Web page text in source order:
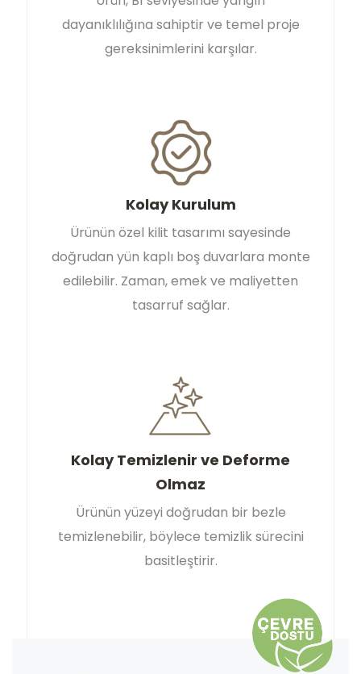
dayanıklılığına sahiptir ve temel proje
gereksinimlerini karşılar.
Kolay Kurulum
Ürünün özel kilit tasarımı sayesinde
doğrudan yün kaplı boş duvarlara monte
edilebilir. Zaman, emek ve maliyetten
tasarruf sağlar.
Kolay Temizlenir ve Deforme
Olmaz
Ürünün yüzeyi doğrudan bir bezle
temizlenebilir, böylece temizlik sürecini
basitleştirir.